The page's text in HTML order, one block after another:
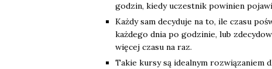
godzin, kiedy uczestnik powinien
Każdy sam decyduje na to, ile czasu
każdego dnia po godzinie, lub
więcej czasu na raz.
Takie kursy są idealnym rozwiązaniem